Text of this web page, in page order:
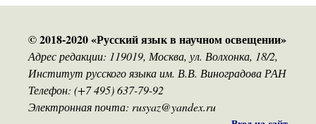
© 2018-2020 «Русский язык в научном освещении»
Адрес редакции: 119019, Москва, ул. Волхонка, 18/2,
Институт русского языка им. В.В. Виноградова РАН
Телефон: (+7 495) 637-79-92
Электронная почта: rusyaz@yandex.ru